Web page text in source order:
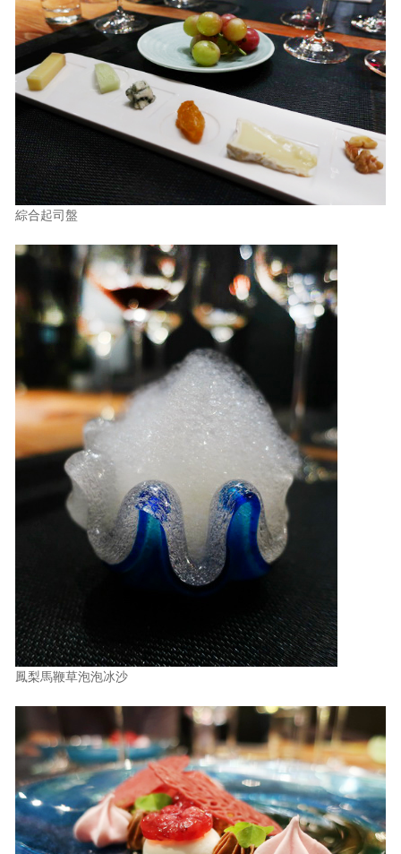
綜合起司盤
鳳梨馬鞭草泡泡冰沙